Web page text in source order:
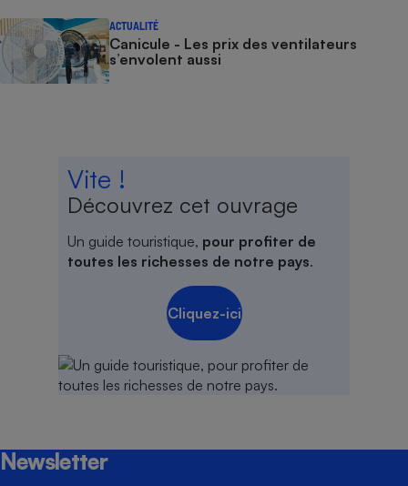
ACTUALITÉ
Canicule - Les prix des ventilateurs
s’envolent aussi
Vite !
Découvrez cet ouvrage
Un guide touristique, pour profiter de
toutes les richesses de notre pays.
Cliquez-ici
Newsletter